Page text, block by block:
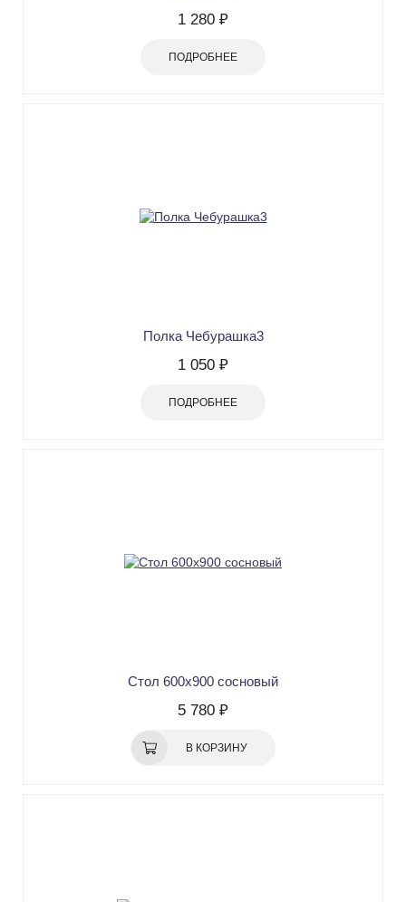
1 280 ₽
ПОДРОБНЕЕ
Полка Чебурашка3
1 050 ₽
ПОДРОБНЕЕ
Стол 600х900 сосновый
5 780 ₽
В КОРЗИНУ